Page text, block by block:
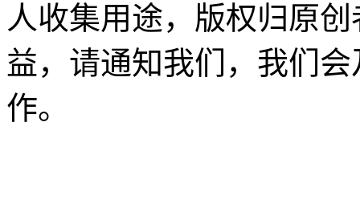
人收集用途，版权归原
益，请通知我们，我们
作。